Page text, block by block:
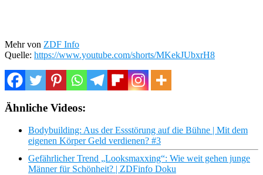
Mehr von ZDF Info
Quelle: https://www.youtube.com/shorts/MKekJUbxrH8
Ähnliche Videos:
Bodybuilding: Aus der Essstörung auf die Bühne | Mit dem
eigenen Körper Geld verdienen? #3
Gefährlicher Trend „Looksmaxxing“: Wie weit gehen junge
Männer für Schönheit? | ZDFinfo Doku